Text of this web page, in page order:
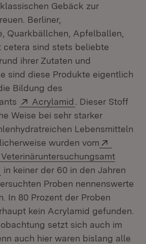
Gebäck zur
Berliner,
Quarkbällchen, Apfelballen,
cetera sind stets beliebte
ihrer Zutaten und
sind diese Produkte eigentlich
Bildung des
Extern:
Acrylamid (Öffnet in
. Dieser Stoff
Weise bei sehr starker
Lebensmitteln
wurden vom
(Öffnet in neuem Fenster)
in keiner der 60 in den Jahren
Proben nennenswerte
In 80 Prozent der Proben
kein Acrylamid gefunden.
setzt sich auch im
auch hier waren bislang alle